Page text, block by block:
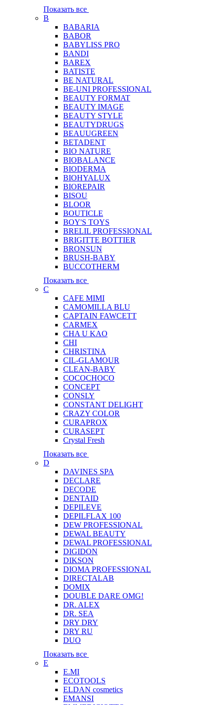
Показать все
B
BABARIA
BABOR
BABYLISS PRO
BANDI
BAREX
BATISTE
BE NATURAL
BE-UNI PROFESSIONAL
BEAUTY FORMAT
BEAUTY IMAGE
BEAUTY STYLE
BEAUTYDRUGS
BEAUUGREEN
BETADENT
BIO NATURE
BIOBALANCE
BIODERMA
BIOHYALUX
BIOREPAIR
BISOU
BLOOR
BOUTICLE
BOY'S TOYS
BRELIL PROFESSIONAL
BRIGITTE BOTTIER
BRONSUN
BRUSH-BABY
BUCCOTHERM
Показать все
C
CAFE MIMI
CAMOMILLA BLU
CAPTAIN FAWCETT
CARMEX
CHA U KAO
CHI
CHRISTINA
CIL-GLAMOUR
CLEAN-BABY
COCOCHOCO
CONCEPT
CONSLY
CONSTANT DELIGHT
CRAZY COLOR
CURAPROX
CURASEPT
Crystal Fresh
Показать все
D
DAVINES SPA
DECLARE
DECODE
DENTAID
DEPILEVE
DEPILFLAX 100
DEW PROFESSIONAL
DEWAL BEAUTY
DEWAL PROFESSIONAL
DIGIDON
DIKSON
DIOMA PROFESSIONAL
DIRECTALAB
DOMIX
DOUBLE DARE OMG!
DR. ALEX
DR. SEA
DRY DRY
DRY RU
DUO
Показать все
E
E.MI
ECOTOOLS
ELDAN cosmetics
EMANSI